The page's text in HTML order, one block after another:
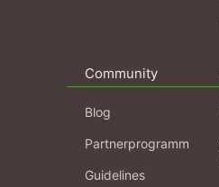
Community
Blog
Partnerprogramm
Guidelines